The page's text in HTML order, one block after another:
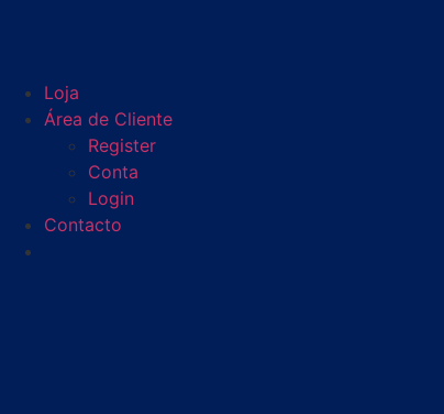
Loja
Área de Cliente
Register
Conta
Login
Contacto